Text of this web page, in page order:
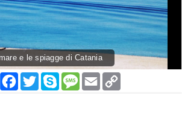
e le spiagge di Catania
Messenger
Facebook
TwitterSkypeMessage
Email